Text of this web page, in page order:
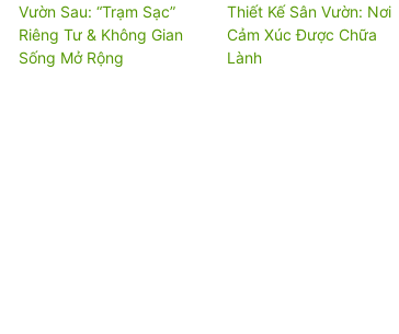
Vườn Sau: “Trạm Sạc”
Riêng Tư & Không Gian
Sống Mở Rộng
Thiết Kế Sân Vườn: Nơi
Cảm Xúc Được Chữa
Lành